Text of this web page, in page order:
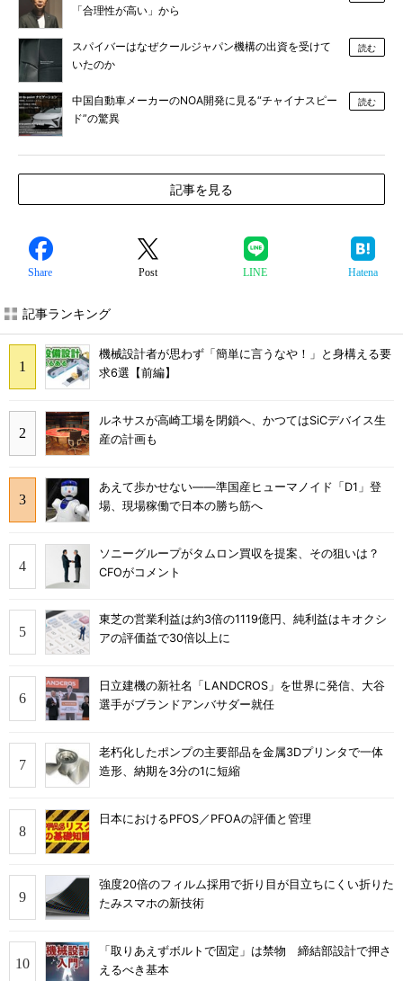
「合理性が高い」から
スパイバーはなぜクールジャパン機構の出資を受けて
いたのか
読む
中国自動車メーカーのNOA開発に見る“チャイナスピー
ド”の驚異
読む
記事を見る
Share Post LINE Hatena
記事ランキング
機械設計者が思わず「簡単に言うなや！」と身構える要
求6選【前編】
ルネサスが高崎工場を閉鎖へ、かつてはSiCデバイス生
産の計画も
あえて歩かせない――準国産ヒューマノイド「D1」登
場、現場稼働で日本の勝ち筋へ
ソニーグループがタムロン買収を提案、その狙いは？
CFOがコメント
東芝の営業利益は約3倍の1119億円、純利益はキオクシ
アの評価益で30倍以上に
日立建機の新社名「LANDCROS」を世界に発信、大谷
選手がブランドアンバサダー就任
老朽化したポンプの主要部品を金属3Dプリンタで一体
造形、納期を3分の1に短縮
日本におけるPFOS／PFOAの評価と管理
強度20倍のフィルム採用で折り目が目立ちにくい折りた
たみスマホの新技術
「取りあえずボルトで固定」は禁物 締結部設計で押さ
えるべき基本